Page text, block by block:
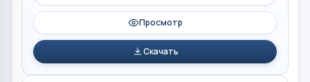
Просмотр
Скачать